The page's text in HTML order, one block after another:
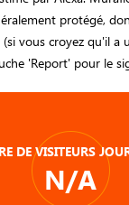
protégé,
vous croyez qu'il a
'Report' pour le
DE VISITEURS
N/A